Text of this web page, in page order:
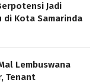
Jadi
di Kota Samarinda
Lembuswana
Tenant